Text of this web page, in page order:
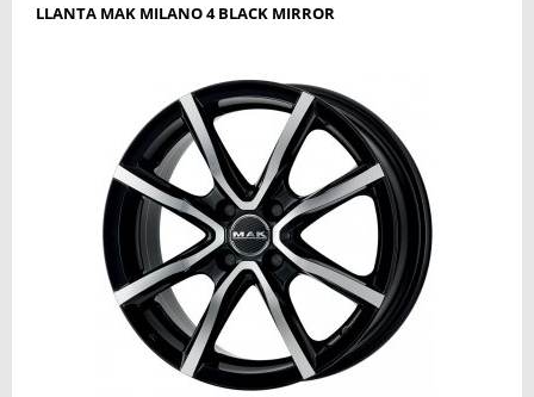
LLANTA MAK MILANO 4 BLACK MIRROR